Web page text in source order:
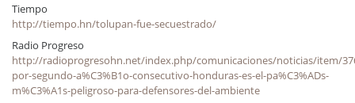
Tiempo
http://tiempo.hn/tolupan-fue-secuestrado/
Radio Progreso
http://radioprogresohn.net/index.php/comunicaciones/noticias/item/
por-segundo-a%C3%B1o-consecutivo-honduras-es-el-pa%C3%ADs-
m%C3%A1s-peligroso-para-defensores-del-ambiente